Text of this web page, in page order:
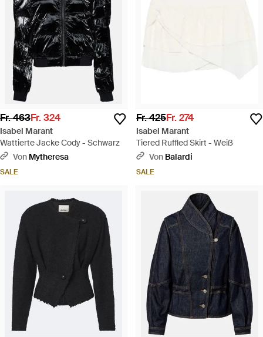
Fr. 463Fr. 324
Isabel Marant
Wattierte Jacke Cody - Schwarz
Von Mytheresa
SALE
Fr. 425Fr. 274
Isabel Marant
Tiered Ruffled Skirt - Weiß
Von Balardi
SALE